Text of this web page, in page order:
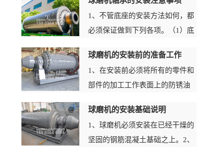
1、不管底座的安装方法如何，都
必须保证做到下列各项。（1）底
面上，其水平性应用水平仪或水
准仪检查。（2）两底盘的纵中心
线上所划的安装线Ａ－Ａ应平行...
球磨机的安装前的准备工作
1、在安装前必须将所有的零件和
部件的加工工作表面上的防锈油
污垢去掉。2、检查各加工工作表
面和螺纹，并应将在运输和装卸
过程中产生的缺陷消除。3、装
球磨机的安装基础说明
1、球磨机必须安装在已经干燥的
坚固的钢筋混凝土基础之上。2、